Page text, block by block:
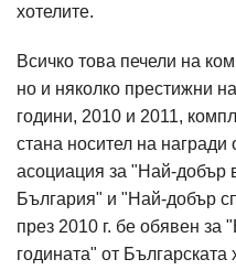
хотелите.
Всичко това печели на
но и няколко престижни
години, 2010 и 2011,
стана носител на награди
асоциация за "Най-добър
България" и "Най-добър
през 2010 г. бе обявен за
годината" от Българската